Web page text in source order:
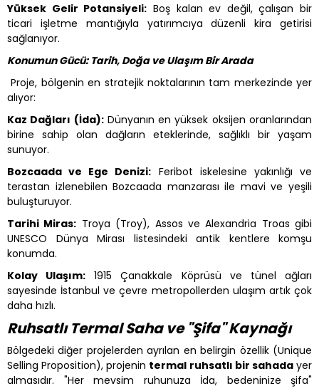
Yüksek Gelir Potansiyeli: Boş kalan ev değil, çalışan bir
ticari işletme mantığıyla yatırımcıya düzenli kira getirisi
sağlanıyor.
Konumun Gücü: Tarih, Doğa ve Ulaşım Bir Arada
Proje, bölgenin en stratejik noktalarının tam merkezinde yer
alıyor:
Kaz Dağları (İda):Dünyanın en yüksek oksijen oranlarından
birine sahip olan dağların eteklerinde, sağlıklı bir yaşam
sunuyor.
Bozcaada ve Ege Denizi: Feribot iskelesine yakınlığı ve
terastan izlenebilen Bozcaada manzarası ile mavi ve yeşili
buluşturuyor.
Tarihi Miras: Troya (Troy), Assos ve Alexandria Troas gibi
UNESCO Dünya Mirası listesindeki antik kentlere komşu
konumda.
Kolay Ulaşım: 1915 Çanakkale Köprüsü ve tünel ağları
sayesinde İstanbul ve çevre metropollerden ulaşım artık çok
daha hızlı.
Ruhsatlı Termal Saha ve "Şifa" Kaynağı
Bölgedeki diğer projelerden ayrılan en belirgin özellik (Unique
Selling Proposition), projenin termal ruhsatlı bir sahadayer
almasıdır. "Her mevsim ruhunuza İda, bedeninize şifa"